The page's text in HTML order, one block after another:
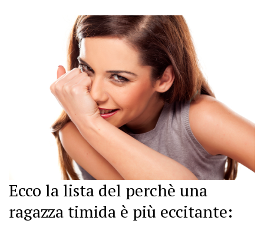
Ecco la lista del perchè una
ragazza timida è più eccitante: